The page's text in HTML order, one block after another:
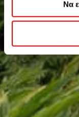
απορρήτου μας.
Περισσοτερες
Να